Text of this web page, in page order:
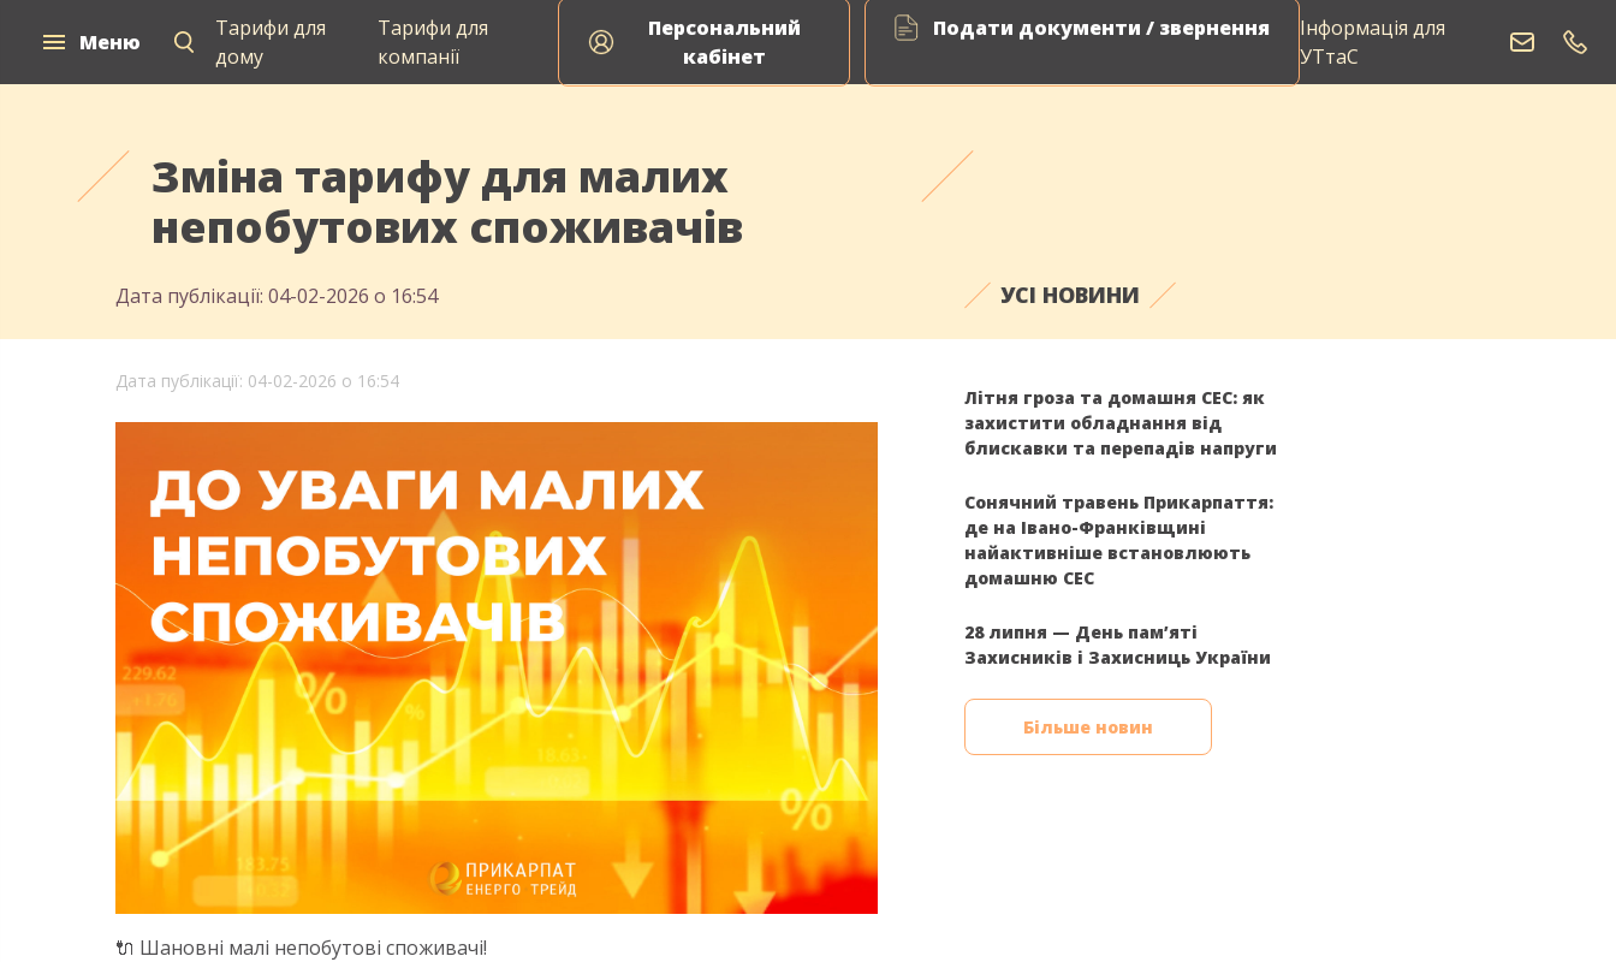
Меню
Тарифи для
дому
Тарифи для
компанії
Персональний
кабінет
Подати документи / звернення
Інформація для
УТтаС
Зміна тарифу для малих
непобутових споживачів
Дата публікації: 04-02-2026 о 16:54 УСІ НОВИНИ
Дата публікації: 04-02-2026 о 16:54
🔌 Шановні малі непобутові споживачі!
Літня гроза та домашня СЕС: як
захистити обладнання від
блискавки та перепадів напруги
Сонячний травень Прикарпаття:
де на Івано-Франківщині
найактивніше встановлюють
домашню СЕС
28 липня — День пам’яті
Захисників і Захисниць України
Більше новин